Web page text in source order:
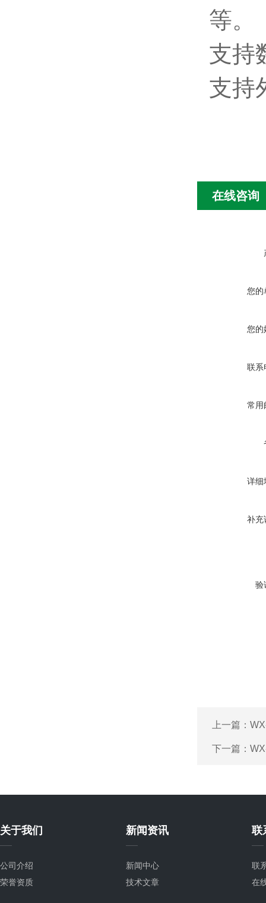
等。
支持
支持
在线咨询
您的
您的
联系
常用
详细
补充
验
上一篇：
下一篇：
关于我们
公司介绍
荣誉资质
新闻资讯
新闻中心
技术文章
联
联
在